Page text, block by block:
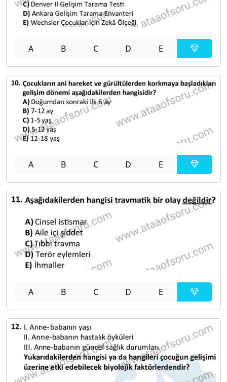
A B C D E
A B C D E
A B C D E